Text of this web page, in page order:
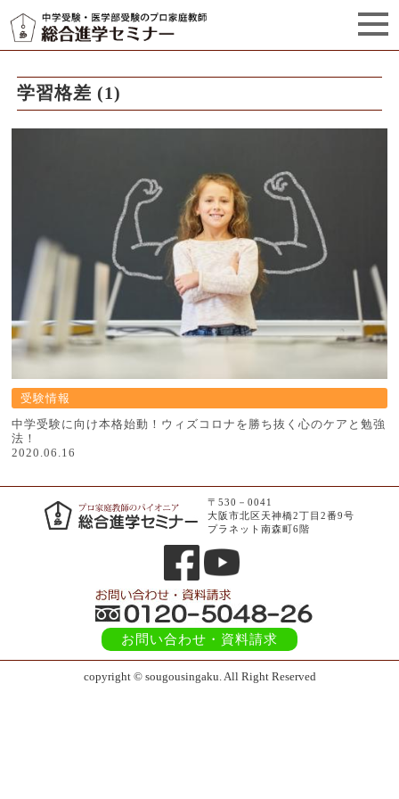
セミナーからのお知らせ（5）
学習格差 (1)
受験情報
中学受験に向け本格始動！ウィズコロナを勝ち抜く心のケアと勉強
法！
2020.06.16
〒530－0041
大阪市北区天神橋2丁目2番9号
プラネット南森町6階
お問い合わせ ・資料請求
copyright © sougousingaku. All Right Reserved